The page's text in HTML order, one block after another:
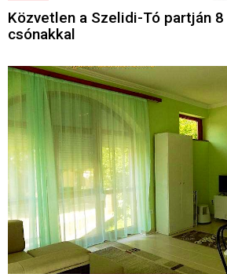
Közvetlen a Szelidi-Tó partján
csónakkal